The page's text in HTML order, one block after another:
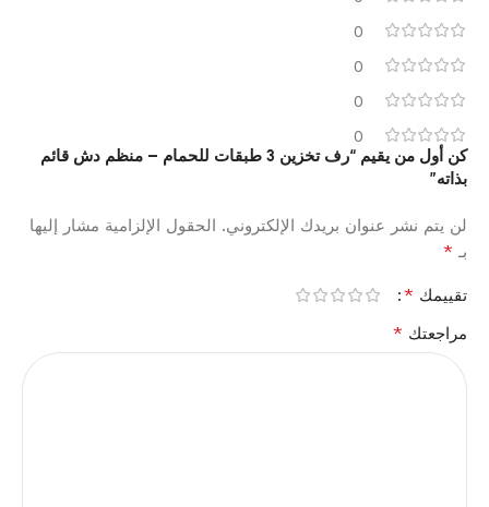
0
0
0
0
كن أول من يقيم “رف تخزين 3 طبقات للحمام – منظم دش قائم
بذاته”
لن يتم نشر عنوان بريدك الإلكتروني. الحقول الإلزامية مشار إليها
بـ *
تقييمك *
مراجعتك *